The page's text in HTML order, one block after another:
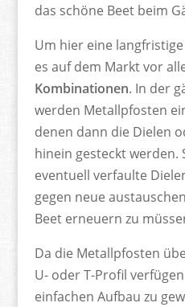
das schöne Beet beim
Um hier eine
es auf dem Markt vor
Kombinationen. In der
werden Metallpfosten
denen dann die Dielen
hinein gesteckt werden.
eventuell verfaulte
gegen neue
Beet erneuern zu
Da die Metallpfosten
U- oder T-Profil
einfachen Aufbau zu